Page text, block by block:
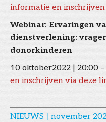
informatie en
Webinar: Ervaringen
dienstverlening:
donorkinderen
10 oktober2022 | 20:00
en inschrijven via deze
NIEUWS | november